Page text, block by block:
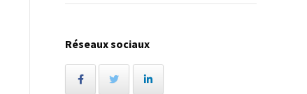
Réseaux sociaux